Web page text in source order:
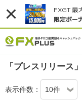
FXGT 最
限定ボー
「プレスリリース
表示件数：